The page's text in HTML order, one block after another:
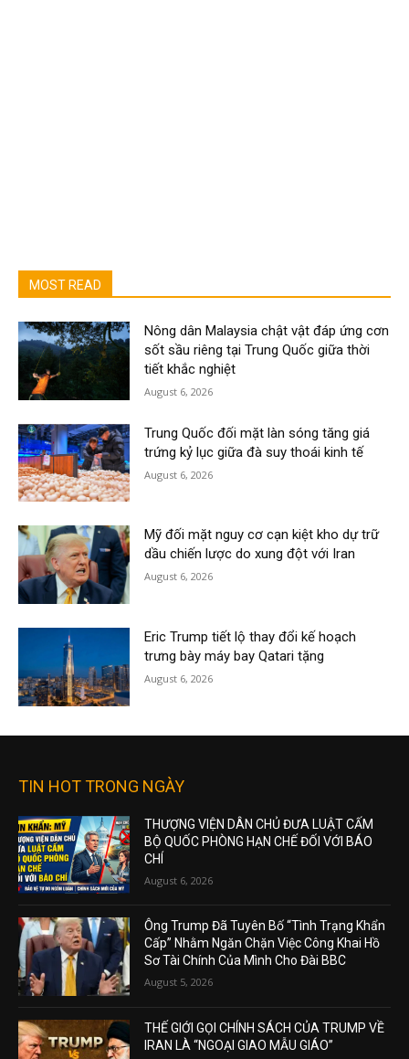
MOST READ
Nông dân Malaysia chật vật đáp ứng cơn
sốt sầu riêng tại Trung Quốc giữa thời
tiết khắc nghiệt
August 6, 2026
Trung Quốc đối mặt làn sóng tăng giá
trứng kỷ lục giữa đà suy thoái kinh tế
August 6, 2026
Mỹ đối mặt nguy cơ cạn kiệt kho dự trữ
dầu chiến lược do xung đột với Iran
August 6, 2026
Eric Trump tiết lộ thay đổi kế hoạch
trưng bày máy bay Qatari tặng
August 6, 2026
TIN HOT TRONG NGÀY
THƯỢNG VIỆN DÂN CHỦ ĐƯA LUẬT CẤM
BỘ QUỐC PHÒNG HẠN CHẾ ĐỐI VỚI BÁO
CHÍ
August 6, 2026
Ông Trump Đã Tuyên Bố “Tình Trạng Khẩn
Cấp” Nhằm Ngăn Chặn Việc Công Khai Hồ
Sơ Tài Chính Của Mình Cho Đài BBC
August 5, 2026
THẾ GIỚI GỌI CHÍNH SÁCH CỦA TRUMP VỀ
IRAN LÀ “NGOẠI GIAO MẪU GIÁO”